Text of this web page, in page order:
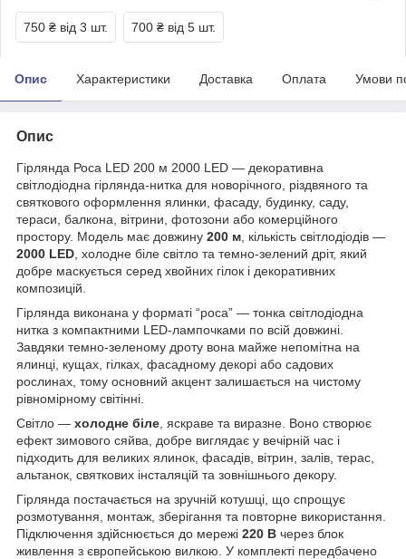
750 ₴ від 3 шт. 700 ₴ від 5 шт.
Опис Характеристики Доставка Оплата Умови
Опис
Гірлянда Роса LED 200 м 2000 LED — декоративна
світлодіодна гірлянда-нитка для новорічного, різдвяного та
святкового оформлення ялинки, фасаду, будинку, саду,
тераси, балкона, вітрини, фотозони або комерційного
простору. Модель має довжину 200 м , кількість світлодіодів —
2000 LED , холодне біле світло та темно-зелений дріт, який
добре маскується серед хвойних гілок і декоративних
композицій.
Гірлянда виконана у форматі “роса” — тонка світлодіодна
нитка з компактними LED-лампочками по всій довжині.
Завдяки темно-зеленому дроту вона майже непомітна на
ялинці, кущах, гілках, фасадному декорі або садових
рослинах, тому основний акцент залишається на чистому
рівномірному світінні.
Світло — холодне біле , яскраве та виразне. Воно створює
ефект зимового сяйва, добре виглядає у вечірній час і
підходить для великих ялинок, фасадів, вітрин, залів, терас,
альтанок, святкових інсталяцій та зовнішнього декору.
Гірлянда постачається на зручній котушці, що спрощує
розмотування, монтаж, зберігання та повторне використання.
Підключення здійснюється до мережі 220 В через блок
живлення з європейською вилкою. У комплекті передбачено